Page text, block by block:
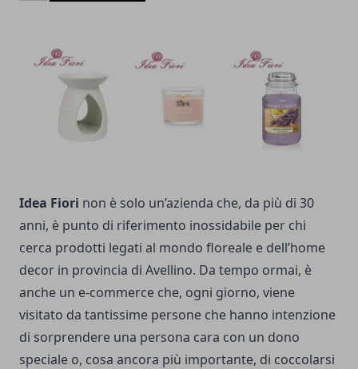
Idea Fiori non è solo un’azienda che, da più di 30
anni, è punto di riferimento inossidabile per chi
cerca prodotti legati al mondo floreale e dell’home
decor in provincia di Avellino. Da tempo ormai, è
anche un e-commerce che, ogni giorno, viene
visitato da tantissime persone che hanno intenzione
di sorprendere una persona cara con un dono
speciale o, cosa ancora più importante, di coccolarsi